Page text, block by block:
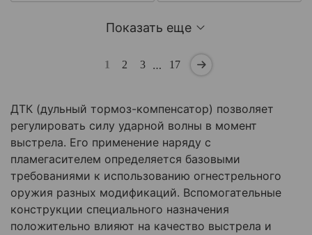
Показать еще
1 2 3 … 17
ДТК (дульный тормоз-компенсатор) позволяет
регулировать силу ударной волны в момент
выстрела. Его применение наряду с
пламегасителем определяется базовыми
требованиями к использованию огнестрельного
оружия разных модификаций. Вспомогательные
конструкции специального назначения
положительно влияют на качество выстрела и